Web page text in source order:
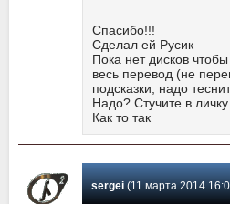
Спасибо!!!
Сделал ей Русик
Пока нет дисков
весь перевод (не
подсказки, надо
Надо? Стучите в личку
Как то так
sergei(11 марта 2014 16:06)